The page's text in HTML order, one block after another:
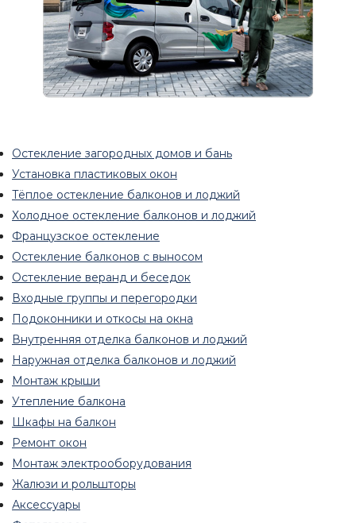
Остекление загородных домов и бань
Установка пластиковых окон
Тёплое остекление балконов и лоджий
Холодное остекление балконов и лоджий
Французское остекление
Остекление балконов с выносом
Остекление веранд и беседок
Входные группы и перегородки
Подоконники и откосы на окна
Внутренняя отделка балконов и лоджий
Наружная отделка балконов и лоджий
Монтаж крыши
Утепление балкона
Шкафы на балкон
Ремонт окон
Монтаж электрооборудования
Жалюзи и рольшторы
Аксессуары